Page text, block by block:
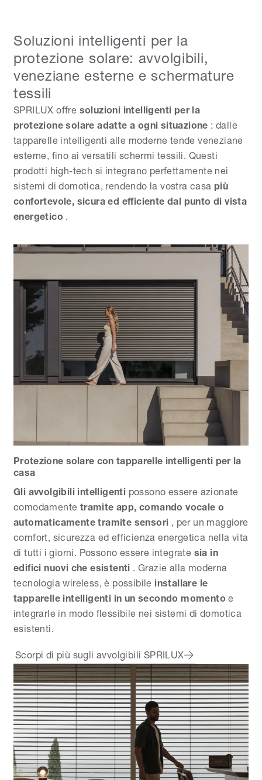
Soluzioni intelligenti per la
protezione solare: avvolgibili,
veneziane esterne e schermature
tessili
SPRILUX offre soluzioni intelligenti per la
protezione solareadatte a ogni situazione : dalle
tapparelle intelligenti alle moderne tende veneziane
esterne, fino ai versatili schermi tessili. Questi
prodotti high-tech si integrano perfettamente nei
sistemi di domotica, rendendo la vostra casa più
confortevole, sicura ed efficiente dal punto di vista
energetico .
Protezione solare con tapparelle intelligenti per la
casa
Gli avvolgibili intelligenti possono essere azionate
comodamente tramite app, comando vocale o
automaticamente tramite sensori , per un maggiore
comfort, sicurezza ed efficienza energetica nella vita
di tutti i giorni. Possono essere integrate sia in
edifici nuovi che esistenti . Grazie alla moderna
tecnologia wireless, è possibile installare le
tapparelle intelligenti in un secondo momento e
integrarle in modo flessibile nei sistemi di domotica
esistenti.
Scorpi di più sugli avvolgibili SPRILUX